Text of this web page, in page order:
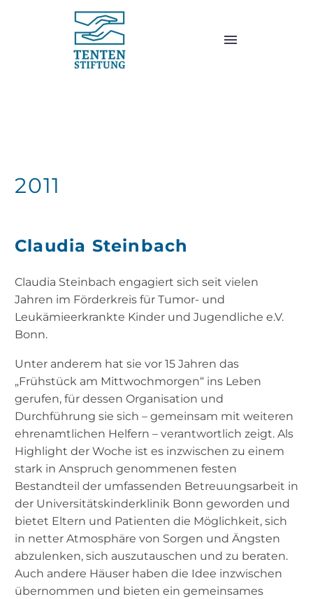
2011
Claudia Steinbach
Claudia Steinbach engagiert sich seit vielen
Jahren im Förderkreis für Tumor- und
Leukämieerkrankte Kinder und Jugendliche e.V.
Bonn.
Unter anderem hat sie vor 15 Jahren das
„Frühstück am Mittwochmorgen“ ins Leben
gerufen, für dessen Organisation und
Durchführung sie sich – gemeinsam mit weiteren
ehrenamtlichen Helfern – verantwortlich zeigt. Als
Highlight der Woche ist es inzwischen zu einem
stark in Anspruch genommenen festen
Bestandteil der umfassenden Betreuungsarbeit in
der Universitätskinderklinik Bonn geworden und
bietet Eltern und Patienten die Möglichkeit, sich
in netter Atmosphäre von Sorgen und Ängsten
abzulenken, sich auszutauschen und zu beraten.
Auch andere Häuser haben die Idee inzwischen
übernommen und bieten ein gemeinsames